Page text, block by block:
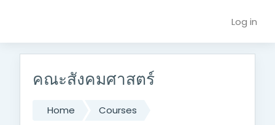
Log in
คณะสังคมศาสตร์
Home
Courses